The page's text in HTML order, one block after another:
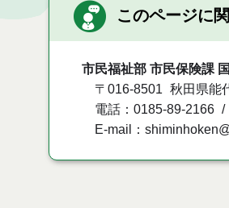
このページに
市民福祉部 市民保険課
〒016-8501
秋田県能
電話：0185-89-2166
E-mail：